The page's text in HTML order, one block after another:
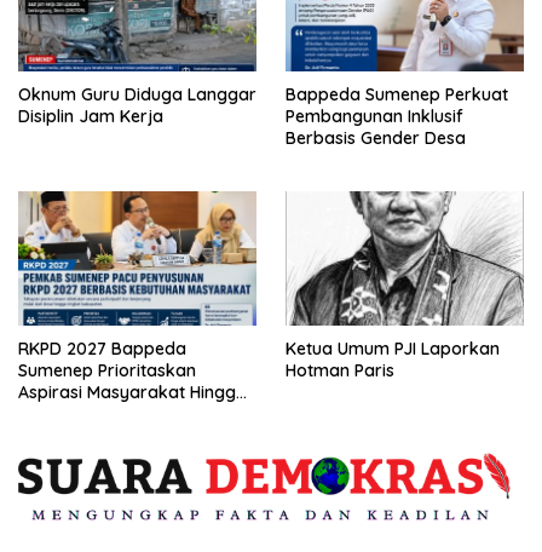
Oknum Guru Diduga Langgar
Disiplin Jam Kerja
Bappeda Sumenep Perkuat
Pembangunan Inklusif
Berbasis Gender Desa
RKPD 2027 Bappeda
Sumenep Prioritaskan
Aspirasi Masyarakat Hingga
Ketua Umum PJI Laporkan
Hotman Paris